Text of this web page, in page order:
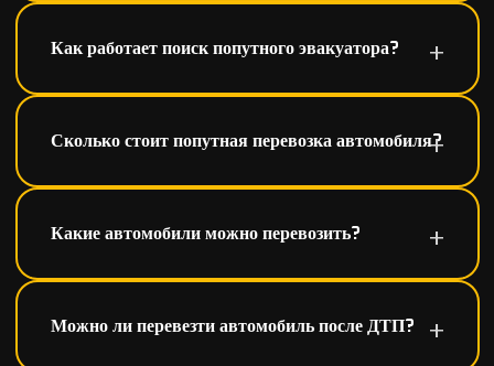
Как работает поиск попутного эвакуатора?
Сколько стоит попутная перевозка автомобиля?
Какие автомобили можно перевозить?
Можно ли перевезти автомобиль после ДТП?